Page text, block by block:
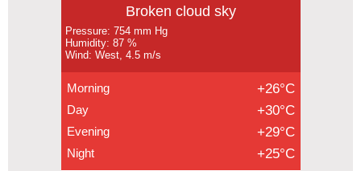
Broken cloud sky
Pressure: 754 mm Hg
Humidity: 87 %
Wind: West, 4.5 m/s
Morning +26°C
Day +30°C
Evening +29°C
Night +25°C